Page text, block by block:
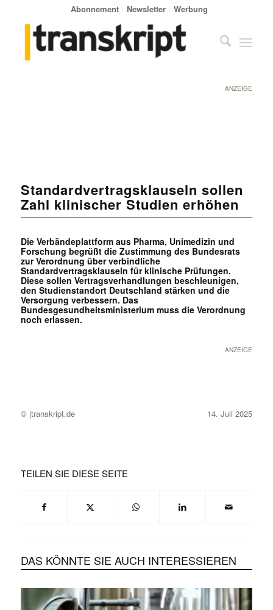
Abonnement Newsletter Werbung
ANZEIGE
Standardvertragsklauseln sollen
Zahl klinischer Studien erhöhen
Die Verbändeplattform aus Pharma, Unimedizin und
Forschung begrüßt die Zustimmung des Bundesrats
zur Verordnung über verbindliche
Standardvertragsklauseln für klinische Prüfungen.
Diese sollen Vertragsverhandlungen beschleunigen,
den Studienstandort Deutschland stärken und die
Versorgung verbessern. Das
Bundesgesundheitsministerium muss die Verordnung
noch erlassen.
ANZEIGE
© |transkript.de 14. Juli 2025
TEILEN SIE DIESE SEITE
DAS KÖNNTE SIE AUCH INTERESSIEREN